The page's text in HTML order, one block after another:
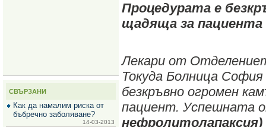
СВЪРЗАНИ
Как да намалим риска от
бъбречно заболяване?
14-03-2013
Процедурата е
щадяща за пациента
Лекари от
Токуда Болница
безкръвно огромен
пациент. Успешната
нефролитолапаксия)